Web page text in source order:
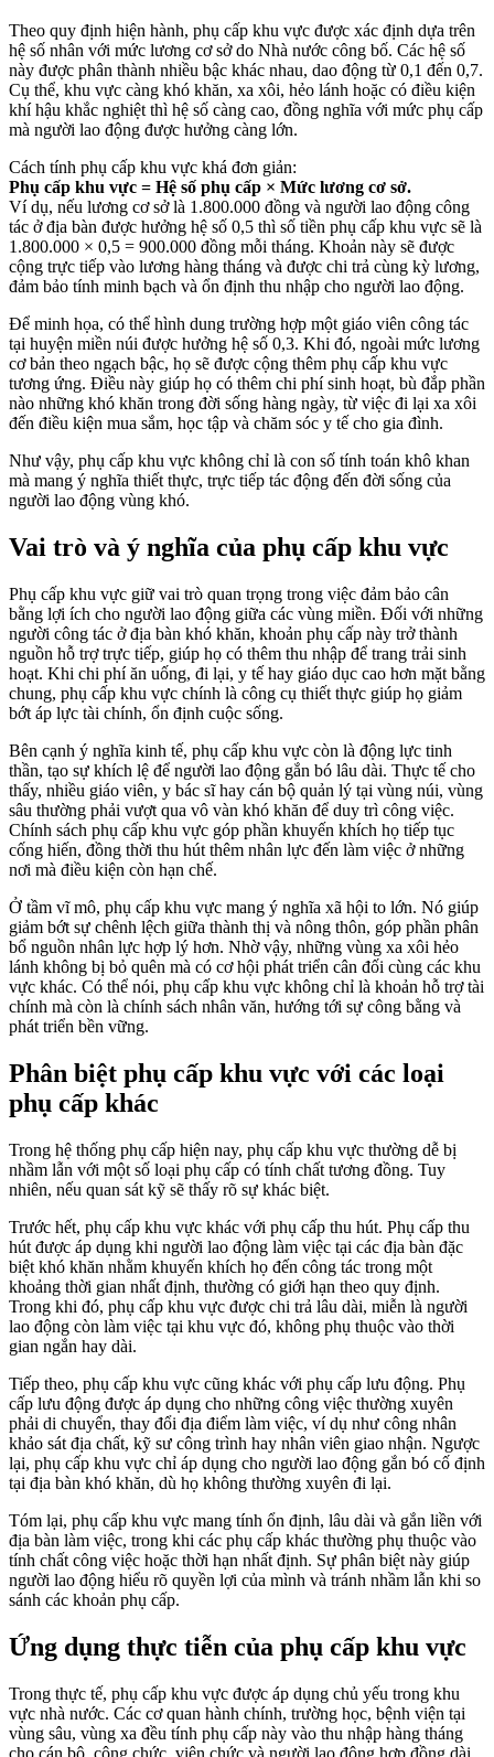
Theo quy định hiện hành, phụ cấp khu vực được xác định dựa trên
hệ số nhân với mức lương cơ sở do Nhà nước công bố. Các hệ số
này được phân thành nhiều bậc khác nhau, dao động từ 0,1 đến 0,7.
Cụ thể, khu vực càng khó khăn, xa xôi, hẻo lánh hoặc có điều kiện
khí hậu khắc nghiệt thì hệ số càng cao, đồng nghĩa với mức phụ cấp
mà người lao động được hưởng càng lớn.
Cách tính phụ cấp khu vực khá đơn giản:
Phụ cấp khu vực = Hệ số phụ cấp × Mức lương cơ sở.
Ví dụ, nếu lương cơ sở là 1.800.000 đồng và người lao động công
tác ở địa bàn được hưởng hệ số 0,5 thì số tiền phụ cấp khu vực sẽ là
1.800.000 × 0,5 = 900.000 đồng mỗi tháng. Khoản này sẽ được
cộng trực tiếp vào lương hàng tháng và được chi trả cùng kỳ lương,
đảm bảo tính minh bạch và ổn định thu nhập cho người lao động.
Để minh họa, có thể hình dung trường hợp một giáo viên công tác
tại huyện miền núi được hưởng hệ số 0,3. Khi đó, ngoài mức lương
cơ bản theo ngạch bậc, họ sẽ được cộng thêm phụ cấp khu vực
tương ứng. Điều này giúp họ có thêm chi phí sinh hoạt, bù đắp phần
nào những khó khăn trong đời sống hàng ngày, từ việc đi lại xa xôi
đến điều kiện mua sắm, học tập và chăm sóc y tế cho gia đình.
Như vậy, phụ cấp khu vực không chỉ là con số tính toán khô khan
mà mang ý nghĩa thiết thực, trực tiếp tác động đến đời sống của
người lao động vùng khó.
Vai trò và ý nghĩa của phụ cấp khu vực
Phụ cấp khu vực giữ vai trò quan trọng trong việc đảm bảo cân
bằng lợi ích cho người lao động giữa các vùng miền. Đối với những
người công tác ở địa bàn khó khăn, khoản phụ cấp này trở thành
nguồn hỗ trợ trực tiếp, giúp họ có thêm thu nhập để trang trải sinh
hoạt. Khi chi phí ăn uống, đi lại, y tế hay giáo dục cao hơn mặt bằng
chung, phụ cấp khu vực chính là công cụ thiết thực giúp họ giảm
bớt áp lực tài chính, ổn định cuộc sống.
Bên cạnh ý nghĩa kinh tế, phụ cấp khu vực còn là động lực tinh
thần, tạo sự khích lệ để người lao động gắn bó lâu dài. Thực tế cho
thấy, nhiều giáo viên, y bác sĩ hay cán bộ quản lý tại vùng núi, vùng
sâu thường phải vượt qua vô vàn khó khăn để duy trì công việc.
Chính sách phụ cấp khu vực góp phần khuyến khích họ tiếp tục
cống hiến, đồng thời thu hút thêm nhân lực đến làm việc ở những
nơi mà điều kiện còn hạn chế.
Ở tầm vĩ mô, phụ cấp khu vực mang ý nghĩa xã hội to lớn. Nó giúp
giảm bớt sự chênh lệch giữa thành thị và nông thôn, góp phần phân
bổ nguồn nhân lực hợp lý hơn. Nhờ vậy, những vùng xa xôi hẻo
lánh không bị bỏ quên mà có cơ hội phát triển cân đối cùng các khu
vực khác. Có thể nói, phụ cấp khu vực không chỉ là khoản hỗ trợ tài
chính mà còn là chính sách nhân văn, hướng tới sự công bằng và
phát triển bền vững.
Phân biệt phụ cấp khu vực với các loại
phụ cấp khác
Trong hệ thống phụ cấp hiện nay, phụ cấp khu vực thường dễ bị
nhầm lẫn với một số loại phụ cấp có tính chất tương đồng. Tuy
nhiên, nếu quan sát kỹ sẽ thấy rõ sự khác biệt.
Trước hết, phụ cấp khu vực khác với phụ cấp thu hút. Phụ cấp thu
hút được áp dụng khi người lao động làm việc tại các địa bàn đặc
biệt khó khăn nhằm khuyến khích họ đến công tác trong một
khoảng thời gian nhất định, thường có giới hạn theo quy định.
Trong khi đó, phụ cấp khu vực được chi trả lâu dài, miễn là người
lao động còn làm việc tại khu vực đó, không phụ thuộc vào thời
gian ngắn hay dài.
Tiếp theo, phụ cấp khu vực cũng khác với phụ cấp lưu động. Phụ
cấp lưu động được áp dụng cho những công việc thường xuyên
phải di chuyển, thay đổi địa điểm làm việc, ví dụ như công nhân
khảo sát địa chất, kỹ sư công trình hay nhân viên giao nhận. Ngược
lại, phụ cấp khu vực chỉ áp dụng cho người lao động gắn bó cố định
tại địa bàn khó khăn, dù họ không thường xuyên đi lại.
Tóm lại, phụ cấp khu vực mang tính ổn định, lâu dài và gắn liền với
địa bàn làm việc, trong khi các phụ cấp khác thường phụ thuộc vào
tính chất công việc hoặc thời hạn nhất định. Sự phân biệt này giúp
người lao động hiểu rõ quyền lợi của mình và tránh nhầm lẫn khi so
sánh các khoản phụ cấp.
Ứng dụng thực tiễn của phụ cấp khu vực
Trong thực tế, phụ cấp khu vực được áp dụng chủ yếu trong khu
vực nhà nước. Các cơ quan hành chính, trường học, bệnh viện tại
vùng sâu, vùng xa đều tính phụ cấp này vào thu nhập hàng tháng
cho cán bộ, công chức, viên chức và người lao động hợp đồng dài